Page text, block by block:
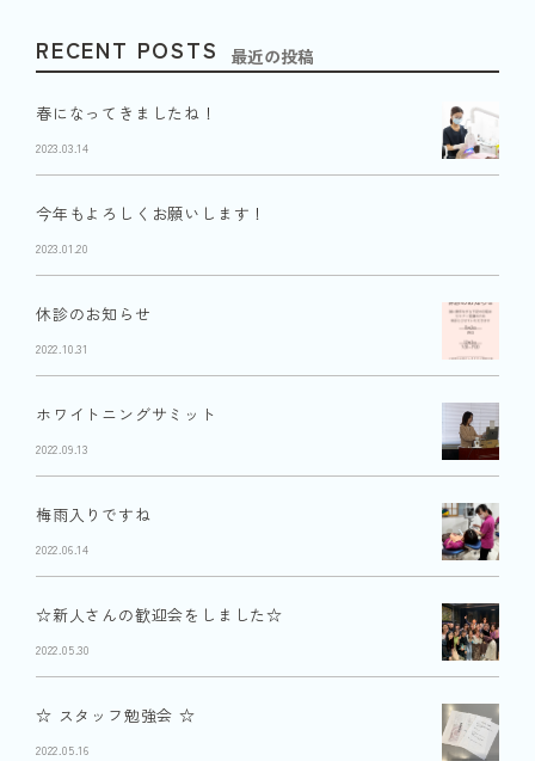
RECENT POSTS 最近の投稿
春になってきましたね！
2023.03.14
今年もよろしくお願いします！
2023.01.20
休診のお知らせ
2022.10.31
ホワイトニングサミット
2022.09.13
梅雨入りですね
2022.06.14
☆新人さんの歓迎会をしました☆
2022.05.30
☆ スタッフ勉強会 ☆
2022.05.16